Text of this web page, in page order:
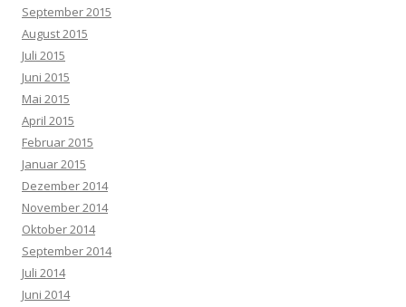
September 2015
August 2015
Juli 2015
Juni 2015
Mai 2015
April 2015
Februar 2015
Januar 2015
Dezember 2014
November 2014
Oktober 2014
September 2014
Juli 2014
Juni 2014